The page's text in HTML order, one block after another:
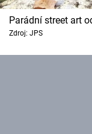
Parádní street art
Zdroj: JPS